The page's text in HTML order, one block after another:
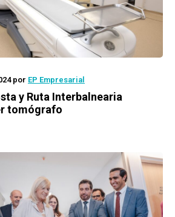
por EP Empresarial
y Ruta Interbalnearia
tomógrafo